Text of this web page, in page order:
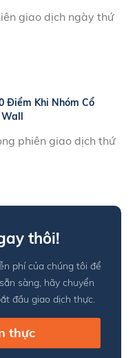
giao dịch ngày thứ
Điểm Khi Nhóm Cổ
Wall
phiên giao dịch thứ
thôi!
phí của chúng tôi để
sàng, hãy chuyển
đầu giao dịch thực.
thực